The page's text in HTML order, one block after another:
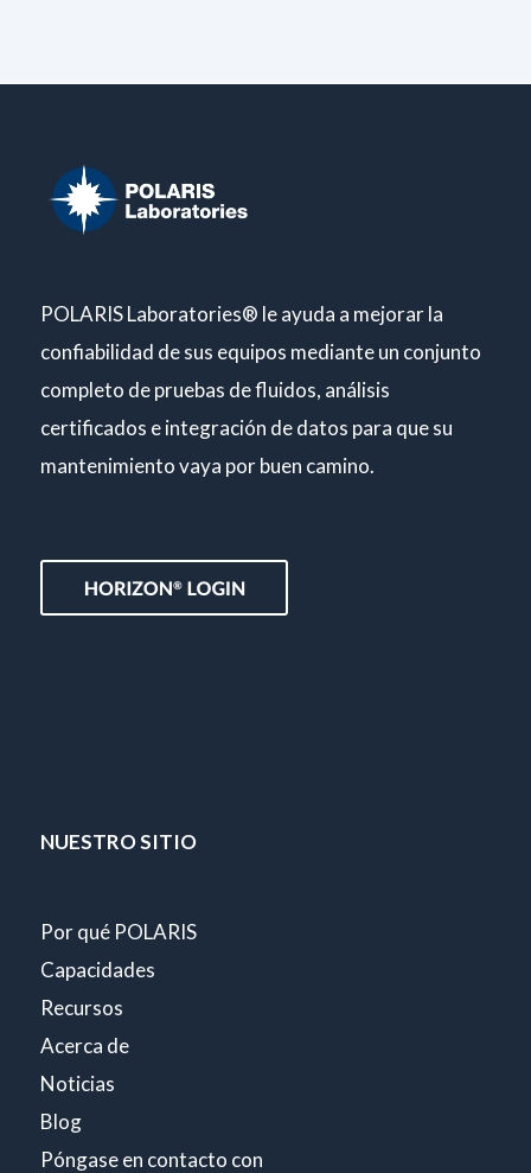
POLARIS Laboratories® le ayuda a mejorar la
confiabilidad de sus equipos mediante un conjunto
completo de pruebas de fluidos, análisis
certificados e integración de datos para que su
mantenimiento vaya por buen camino.
NUESTRO SITIO
Por qué POLARIS
Capacidades
Recursos
Acerca de
Noticias
Blog
Póngase en contacto con